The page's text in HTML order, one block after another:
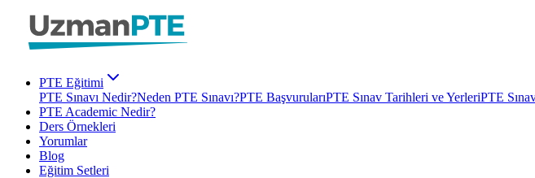
PTE Eğitimi
PTE Sınavı Nedir?Neden PTE Sınavı?PTE BaşvurularıPTE Sınav Tarihleri ve YerleriPTE
PTE Academic Nedir?
Ders Örnekleri
Yorumlar
Blog
Eğitim Setleri